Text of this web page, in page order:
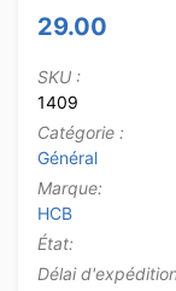
29.00
SKU :
1409
Catégorie :
Général
Marque:
HCB
État:
Délai